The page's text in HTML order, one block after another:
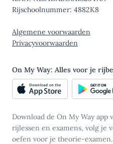
Rijschoolnummer: 4882K8
Algemene voorwaarden
Privacyvoorwaarden
On My Way: Alles voor je
Download de On My Way app
rijlessen en examens, volg je
oefen voor je theorie-examen.